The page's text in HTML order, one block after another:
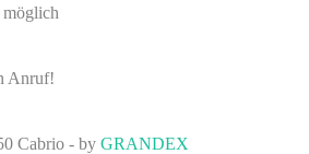
Anruf!
Cabrio - by GRANDEX